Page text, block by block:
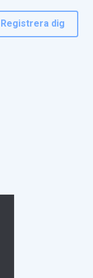
Registrera dig